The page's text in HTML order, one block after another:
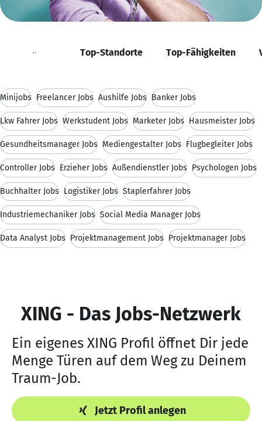
Positionen Top-Standorte Top-Fähigkeiten
Minijobs Freelancer Jobs Aushilfe Jobs Banker Jobs
Lkw Fahrer Jobs Werkstudent Jobs Marketer Jobs Hausmeister Jobs
Gesundheitsmanager Jobs Mediengestalter Jobs Flugbegleiter Jobs
Controller Jobs Erzieher Jobs Außendienstler Jobs Psychologen Jobs
Buchhalter Jobs Logistiker Jobs Staplerfahrer Jobs
Industriemechaniker Jobs Social Media Manager Jobs
Data Analyst Jobs Projektmanagement Jobs Projektmanager Jobs
XING - Das Jobs-Netzwerk
Ein eigenes XING Profil öffnet Dir jede
Menge Türen auf dem Weg zu Deinem
Traum-Job.
Jetzt Profil anlegen